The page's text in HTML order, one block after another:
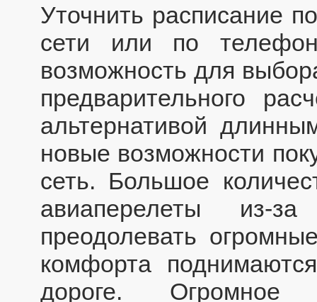
Уточнить расписание
сети или по
возможность для
предварительного
альтернативой
новые возможности
сеть. Большое
авиаперелеты из-
преодолевать
комфорта
дороге. Огромное